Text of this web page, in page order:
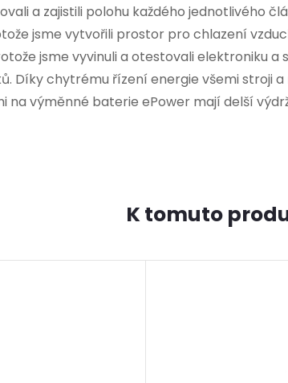
a zajistili polohu každého jednotlivého
jsme vytvořili prostor pro chlazení
jsme vyvinuli a otestovali elektroniku a
Díky chytrému řízení energie všemi stroji a
na výměnné baterie ePower mají delší
K tomuto